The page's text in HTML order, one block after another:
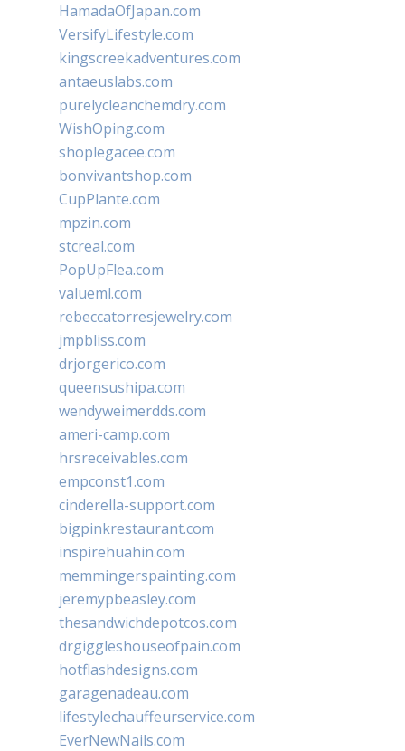
HamadaOfJapan.com
VersifyLifestyle.com
kingscreekadventures.com
antaeuslabs.com
purelycleanchemdry.com
WishOping.com
shoplegacee.com
bonvivantshop.com
CupPlante.com
mpzin.com
stcreal.com
PopUpFlea.com
valueml.com
rebeccatorresjewelry.com
jmpbliss.com
drjorgerico.com
queensushipa.com
wendyweimerdds.com
ameri-camp.com
hrsreceivables.com
empconst1.com
cinderella-support.com
bigpinkrestaurant.com
inspirehuahin.com
memmingerspainting.com
jeremypbeasley.com
thesandwichdepotcos.com
drgiggleshouseofpain.com
hotflashdesigns.com
garagenadeau.com
lifestylechauffeurservice.com
EverNewNails.com